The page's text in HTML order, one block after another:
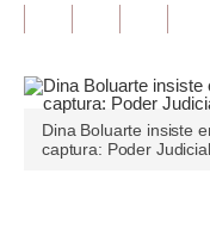
Editorial
Pregunta de hoy
Dina Boluarte insiste
captura: Poder Judicial.